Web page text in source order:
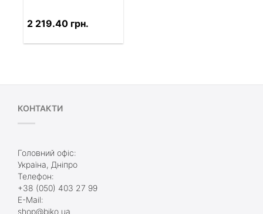
2 219.40 грн.
КОНТАКТИ
Головний офіс:
Україна, Дніпро
Телефон:
+38 (050) 403 27 99
E-Mail:
shop@biko.ua